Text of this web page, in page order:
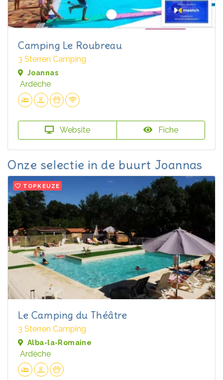
Camping Le Roubreau
3 Sterren Camping
Joannas
Ardèche
Website Fiche
Onze selectie in de buurt Joannas
TOPKEUZE
Le Camping du Théâtre
3 Sterren Camping
Alba-la-Romaine
Ardèche